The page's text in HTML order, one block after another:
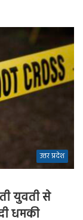
उत्तर प्रदेश
युवती से
धमकी